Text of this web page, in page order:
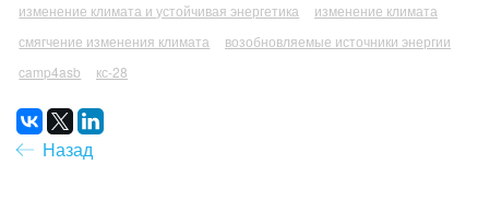
изменение климата и устойчивая энергетика
изменение климата
смягчение изменения климата
возобновляемые источники энергии
camp4asb
кс-28
Назад